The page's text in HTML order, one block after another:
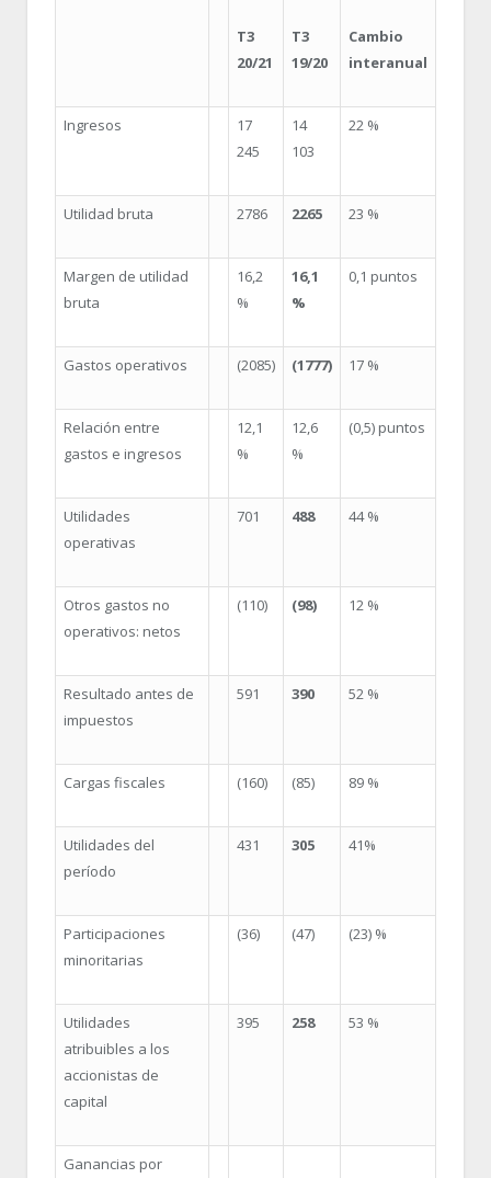
T3
20/21
T3
19/20
Cambio
interanual
Ingresos
17
245
14
103
22 %
Utilidad bruta 2786 2265 23 %
Margen de utilidad
bruta
16,2
%
16,1
%
0,1 puntos
Gastos operativos (2085) (1777) 17 %
Relación entre
gastos e ingresos
12,1
%
12,6
%
(0,5) puntos
Utilidades
operativas
701 488 44 %
Otros gastos no
operativos: netos
(110) (98) 12 %
Resultado antes de
impuestos
591 390 52 %
Cargas fiscales (160) (85) 89 %
Utilidades del
período
431 305 41%
Participaciones
minoritarias
(36) (47) (23) %
Utilidades
atribuibles a los
accionistas de
capital
395 258 53 %
Ganancias por